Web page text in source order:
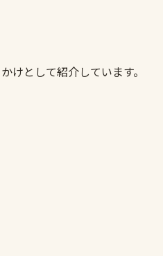
けとして紹介しています。